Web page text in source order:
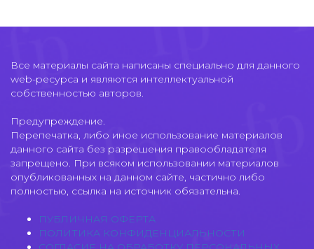
Все материалы сайта написаны специально для данного
web-ресурса и являются интеллектуальной
собственностью авторов.
Предупреждение.
Перепечатка, либо иное использование материалов
данного сайта без разрешения правообладателя
запрещено. При всяком использовании материалов
опубликованных на данном сайте, частично либо
полностью, ссылка на источник обязательна.
ПУБЛИЧНАЯ ОФЕРТА
ПОЛИТИКА КОНФИДЕНЦИАЛЬНОСТИ